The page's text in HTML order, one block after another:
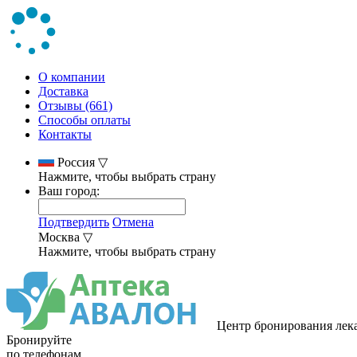
О компании
Доставка
Отзывы (661)
Способы оплаты
Контакты
Россия ▽
Нажмите, чтобы выбрать страну
Ваш город:
Подтвердить Отмена
Москва ▽
Нажмите, чтобы выбрать страну
Центр бронирования
Бронируйте
по телефонам